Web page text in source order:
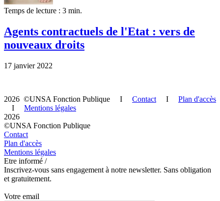
Temps de lecture : 3 min.
Agents contractuels de l'Etat : vers de
nouveaux droits
17 janvier 2022
2026 ©UNSA Fonction Publique I Contact I Plan d'accès
I Mentions légales
2026
©UNSA Fonction Publique
Contact
Plan d'accès
Mentions légales
Etre informé /
Inscrivez-vous sans engagement à notre newsletter. Sans obligation
et gratuitement.
Votre email